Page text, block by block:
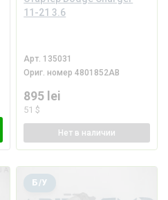
11-21 3.6
Арт. 135031
Ориг. номер4801852AB
895 lei
51 $
Нет в наличии
Б/У